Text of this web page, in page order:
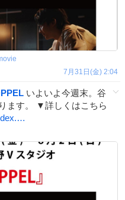
7月31日(金) 2:04
いよいよ今週末。谷
ます。 ▼詳しくはこちら